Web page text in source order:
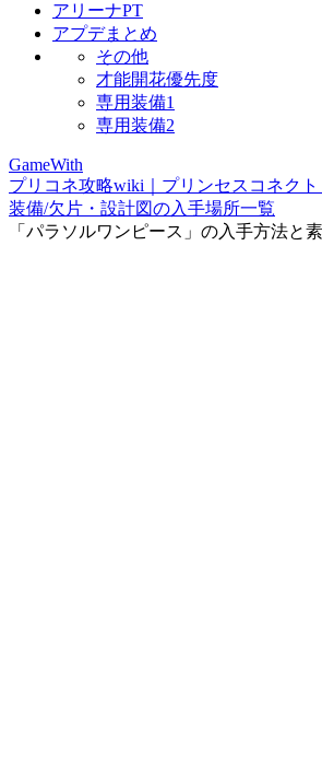
アリーナPT
アプデまとめ
その他
才能開花優先度
専用装備1
専用装備2
GameWith
プリコネ攻略wiki｜プリンセスコネクト
装備/欠片・設計図の入手場所一覧
「パラソルワンピース」の入手方法と